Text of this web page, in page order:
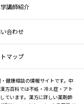
講師紹介
合わせ
マップ
健康相談の情報サイトです。中
方百科では不妊・冷え症・アト
ています。漢方に詳しい薬剤師